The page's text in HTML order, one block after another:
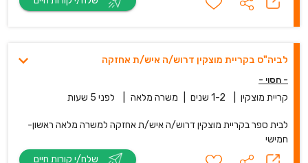
לביה"ס בקריית מוצקין דרוש/ה איש/ת אחזקה
- חסוי -
קריית מוצקין 1-2 שנים משרה מלאה לפני 5 שעות
לבית ספר בקריית מוצקין דרוש/ה איש/ת אחזקה למשרה מלאה ראשון-
חמישי